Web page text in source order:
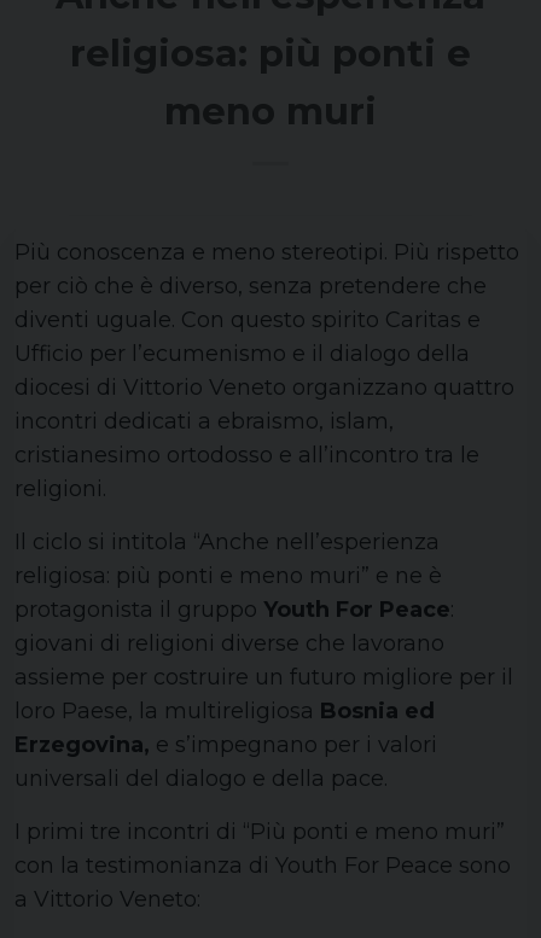
religiosa: più ponti e
meno muri
Più conoscenza e meno stereotipi. Più rispetto
per ciò che è diverso, senza pretendere che
diventi uguale. Con questo spirito Caritas e
Ufficio per l’ecumenismo e il dialogo della
diocesi di Vittorio Veneto organizzano quattro
incontri dedicati a ebraismo, islam,
cristianesimo ortodosso e all’incontro tra le
religioni.
Il ciclo si intitola “Anche nell’esperienza
religiosa: più ponti e meno muri” e ne è
protagonista il gruppo Youth For Peace:
giovani di religioni diverse che lavorano
assieme per costruire un futuro migliore per il
loro Paese, la multireligiosa Bosnia ed
Erzegovina, e s’impegnano per i valori
universali del dialogo e della pace.
I primi tre incontri di “Più ponti e meno muri”
con la testimonianza di Youth For Peace sono
a Vittorio Veneto: